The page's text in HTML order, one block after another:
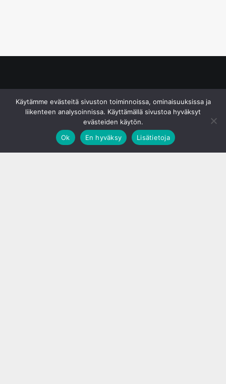
Käytämme evästeitä sivuston toiminnoissa, ominaisuuksissa ja
liikenteen analysoinnissa. Käyttämällä sivustoa hyväksyt
evästeiden käytön.
Ok
En hyväksy Lisätietoja